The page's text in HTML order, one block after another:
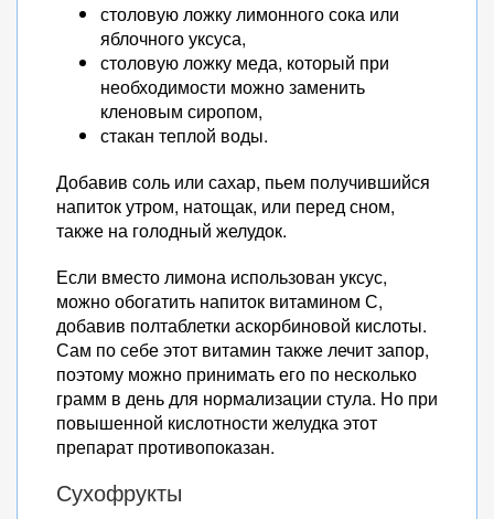
столовую ложку лимонного сока или
яблочного уксуса,
столовую ложку меда, который при
необходимости можно заменить
кленовым сиропом,
стакан теплой воды.
Добавив соль или сахар, пьем получившийся
напиток утром, натощак, или перед сном,
также на голодный желудок.
Если вместо лимона использован уксус,
можно обогатить напиток витамином С,
добавив полтаблетки аскорбиновой кислоты.
Сам по себе этот витамин также лечит запор,
поэтому можно принимать его по несколько
грамм в день для нормализации стула. Но при
повышенной кислотности желудка этот
препарат противопоказан.
Сухофрукты